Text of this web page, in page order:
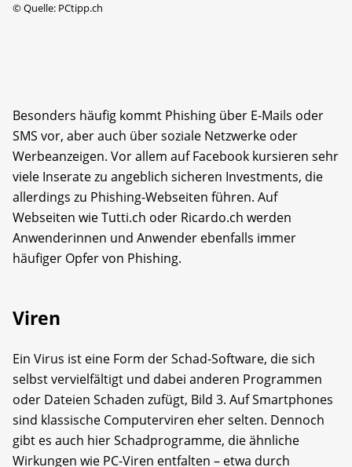
©Quelle: PCtipp.ch
Besonders häufig kommt Phishing über E-Mails oder
SMS vor, aber auch über soziale Netzwerke oder
Werbeanzeigen. Vor allem auf Facebook kursieren sehr
viele Inserate zu angeblich sicheren Investments, die
allerdings zu Phishing-Webseiten führen. Auf
Webseiten wie Tutti.ch oder Ricardo.ch werden
Anwenderinnen und Anwender ebenfalls immer
häufiger Opfer von Phishing.
Viren
Ein Virus ist eine Form der Schad-Software, die sich
selbst vervielfältigt und dabei anderen Programmen
oder Dateien Schaden zufügt, Bild 3. Auf Smartphones
sind klassische Computerviren eher selten. Dennoch
gibt es auch hier Schadprogramme, die ähnliche
Wirkungen wie PC-Viren entfalten – etwa durch